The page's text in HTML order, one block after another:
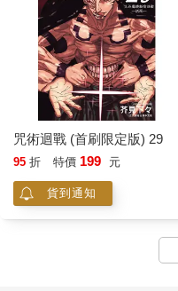
咒術迴戰 (首刷限定版) 29
95 折 特價 199 元
貨到通知